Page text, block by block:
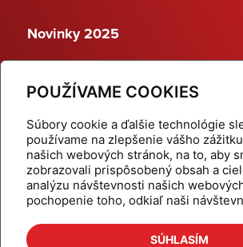
POUŽÍVAME COOKIES
Súbory cookie a ďalšie technológie
používame na zlepšenie vášho
našich webových stránok, na to, aby
zobrazovali prispôsobený obsah a
analýzu návštevnosti našich
pochopenie toho, odkiaľ naši
SÚHLASÍM
Novinky 2025
Dynamické termostatické ventily
Domov
Produkty
Aktuality
Odber
Kalkulačky
Cenníky